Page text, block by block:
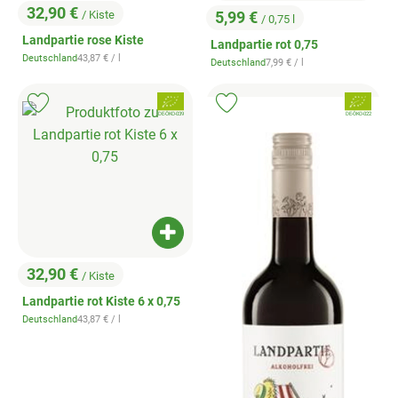
, Preis:
32,90 € / Kiste
Landpartie rose Kiste
, Herkunft:
Deutschland, Referenzpreis:
43,87 € / l
, Preis:
5,99 € / 0,75 l
Landpartie rot 0,75
, Herkunft:
Deutschland, Referenzpreis:
7,99 € / l
, Preis:
32,90 € / Kiste
Landpartie rot Kiste 6 x 0,75
, Herkunft:
Deutschland, Referenzpreis:
43,87 € / l
Produkt zum Warenkorb hinzufügen
, Verband:
, Kontrollstelle:
DE-ÖKO-039
Produkt zu Favouriten hinzufügen
, Verband:
, Kontrollstelle:
DE-ÖKO-022
Produkt zu Favouriten hinzufügen